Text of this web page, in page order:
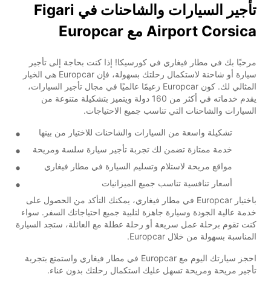
تأجير السيارات والشاحنات في Figari
Airport Corsica مع Europcar
مرحبًا بك في مطار فيغاري في كورسيكا! إذا كنت بحاجة إلى تأجير
سيارة أو شاحنة لاستكمال رحلتك بسهولة، فإن Europcar هي الخيار
المثالي لك. كون Europcar زعيمًا عالميًا في مجال تأجير السيارات،
يقدم خدماته في أكثر من 160 دولة ويتميز بتشكيلة متنوعة من
السيارات والشاحنات التي تناسب جميع الاحتياجات.
تشكيلة واسعة من السيارات والشاحنات للاختيار من بينها
خدمة ممتازة تضمن لك تجربة تأجير سيارة سلسة ومريحة
مواقع مريحة لاستلام وتسليم السيارة في مطار فيغاري
أسعار تنافسية تناسب جميع الميزانيات
باختيار Europcar في مطار فيغاري، يمكنك التأكد من الحصول على
خدمة عالية الجودة وسيارة جاهزة لتلبية جميع احتياجاتك السفر. سواء
كنت تقوم برحلة عمل سريعة أو رحلة عطلة مع العائلة، ستجد السيارة
المناسبة بسهولة من خلال Europcar.
احجز سيارتك اليوم مع Europcar في مطار فيغاري واستمتع بتجربة
تأجير مريحة ومريحة تسهل عليك استكمال رحلتك بدون عناء.